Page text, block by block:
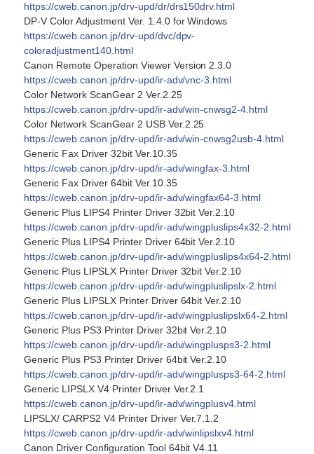
https://cweb.canon.jp/drv-upd/dr/drs150drv.html
DP-V Color Adjustment Ver. 1.4.0 for Windows
https://cweb.canon.jp/drv-upd/dvc/dpv-
coloradjustment140.html
Canon Remote Operation Viewer Version 2.3.0
https://cweb.canon.jp/drv-upd/ir-adv/vnc-3.html
Color Network ScanGear 2 Ver.2.25
https://cweb.canon.jp/drv-upd/ir-adv/win-cnwsg2-4.html
Color Network ScanGear 2 USB Ver.2.25
https://cweb.canon.jp/drv-upd/ir-adv/win-cnwsg2usb-4.html
Generic Fax Driver 32bit Ver.10.35
https://cweb.canon.jp/drv-upd/ir-adv/wingfax-3.html
Generic Fax Driver 64bit Ver.10.35
https://cweb.canon.jp/drv-upd/ir-adv/wingfax64-3.html
Generic Plus LIPS4 Printer Driver 32bit Ver.2.10
https://cweb.canon.jp/drv-upd/ir-adv/wingpluslips4x32-2.html
Generic Plus LIPS4 Printer Driver 64bit Ver.2.10
https://cweb.canon.jp/drv-upd/ir-adv/wingpluslips4x64-2.html
Generic Plus LIPSLX Printer Driver 32bit Ver.2.10
https://cweb.canon.jp/drv-upd/ir-adv/wingpluslipslx-2.html
Generic Plus LIPSLX Printer Driver 64bit Ver.2.10
https://cweb.canon.jp/drv-upd/ir-adv/wingpluslipslx64-2.html
Generic Plus PS3 Printer Driver 32bit Ver.2.10
https://cweb.canon.jp/drv-upd/ir-adv/wingplusps3-2.html
Generic Plus PS3 Printer Driver 64bit Ver.2.10
https://cweb.canon.jp/drv-upd/ir-adv/wingplusps3-64-2.html
Generic LIPSLX V4 Printer Driver Ver.2.1
https://cweb.canon.jp/drv-upd/ir-adv/wingplusv4.html
LIPSLX/ CARPS2 V4 Printer Driver Ver.7.1.2
https://cweb.canon.jp/drv-upd/ir-adv/winlipslxv4.html
Canon Driver Configuration Tool 64bit V4.11